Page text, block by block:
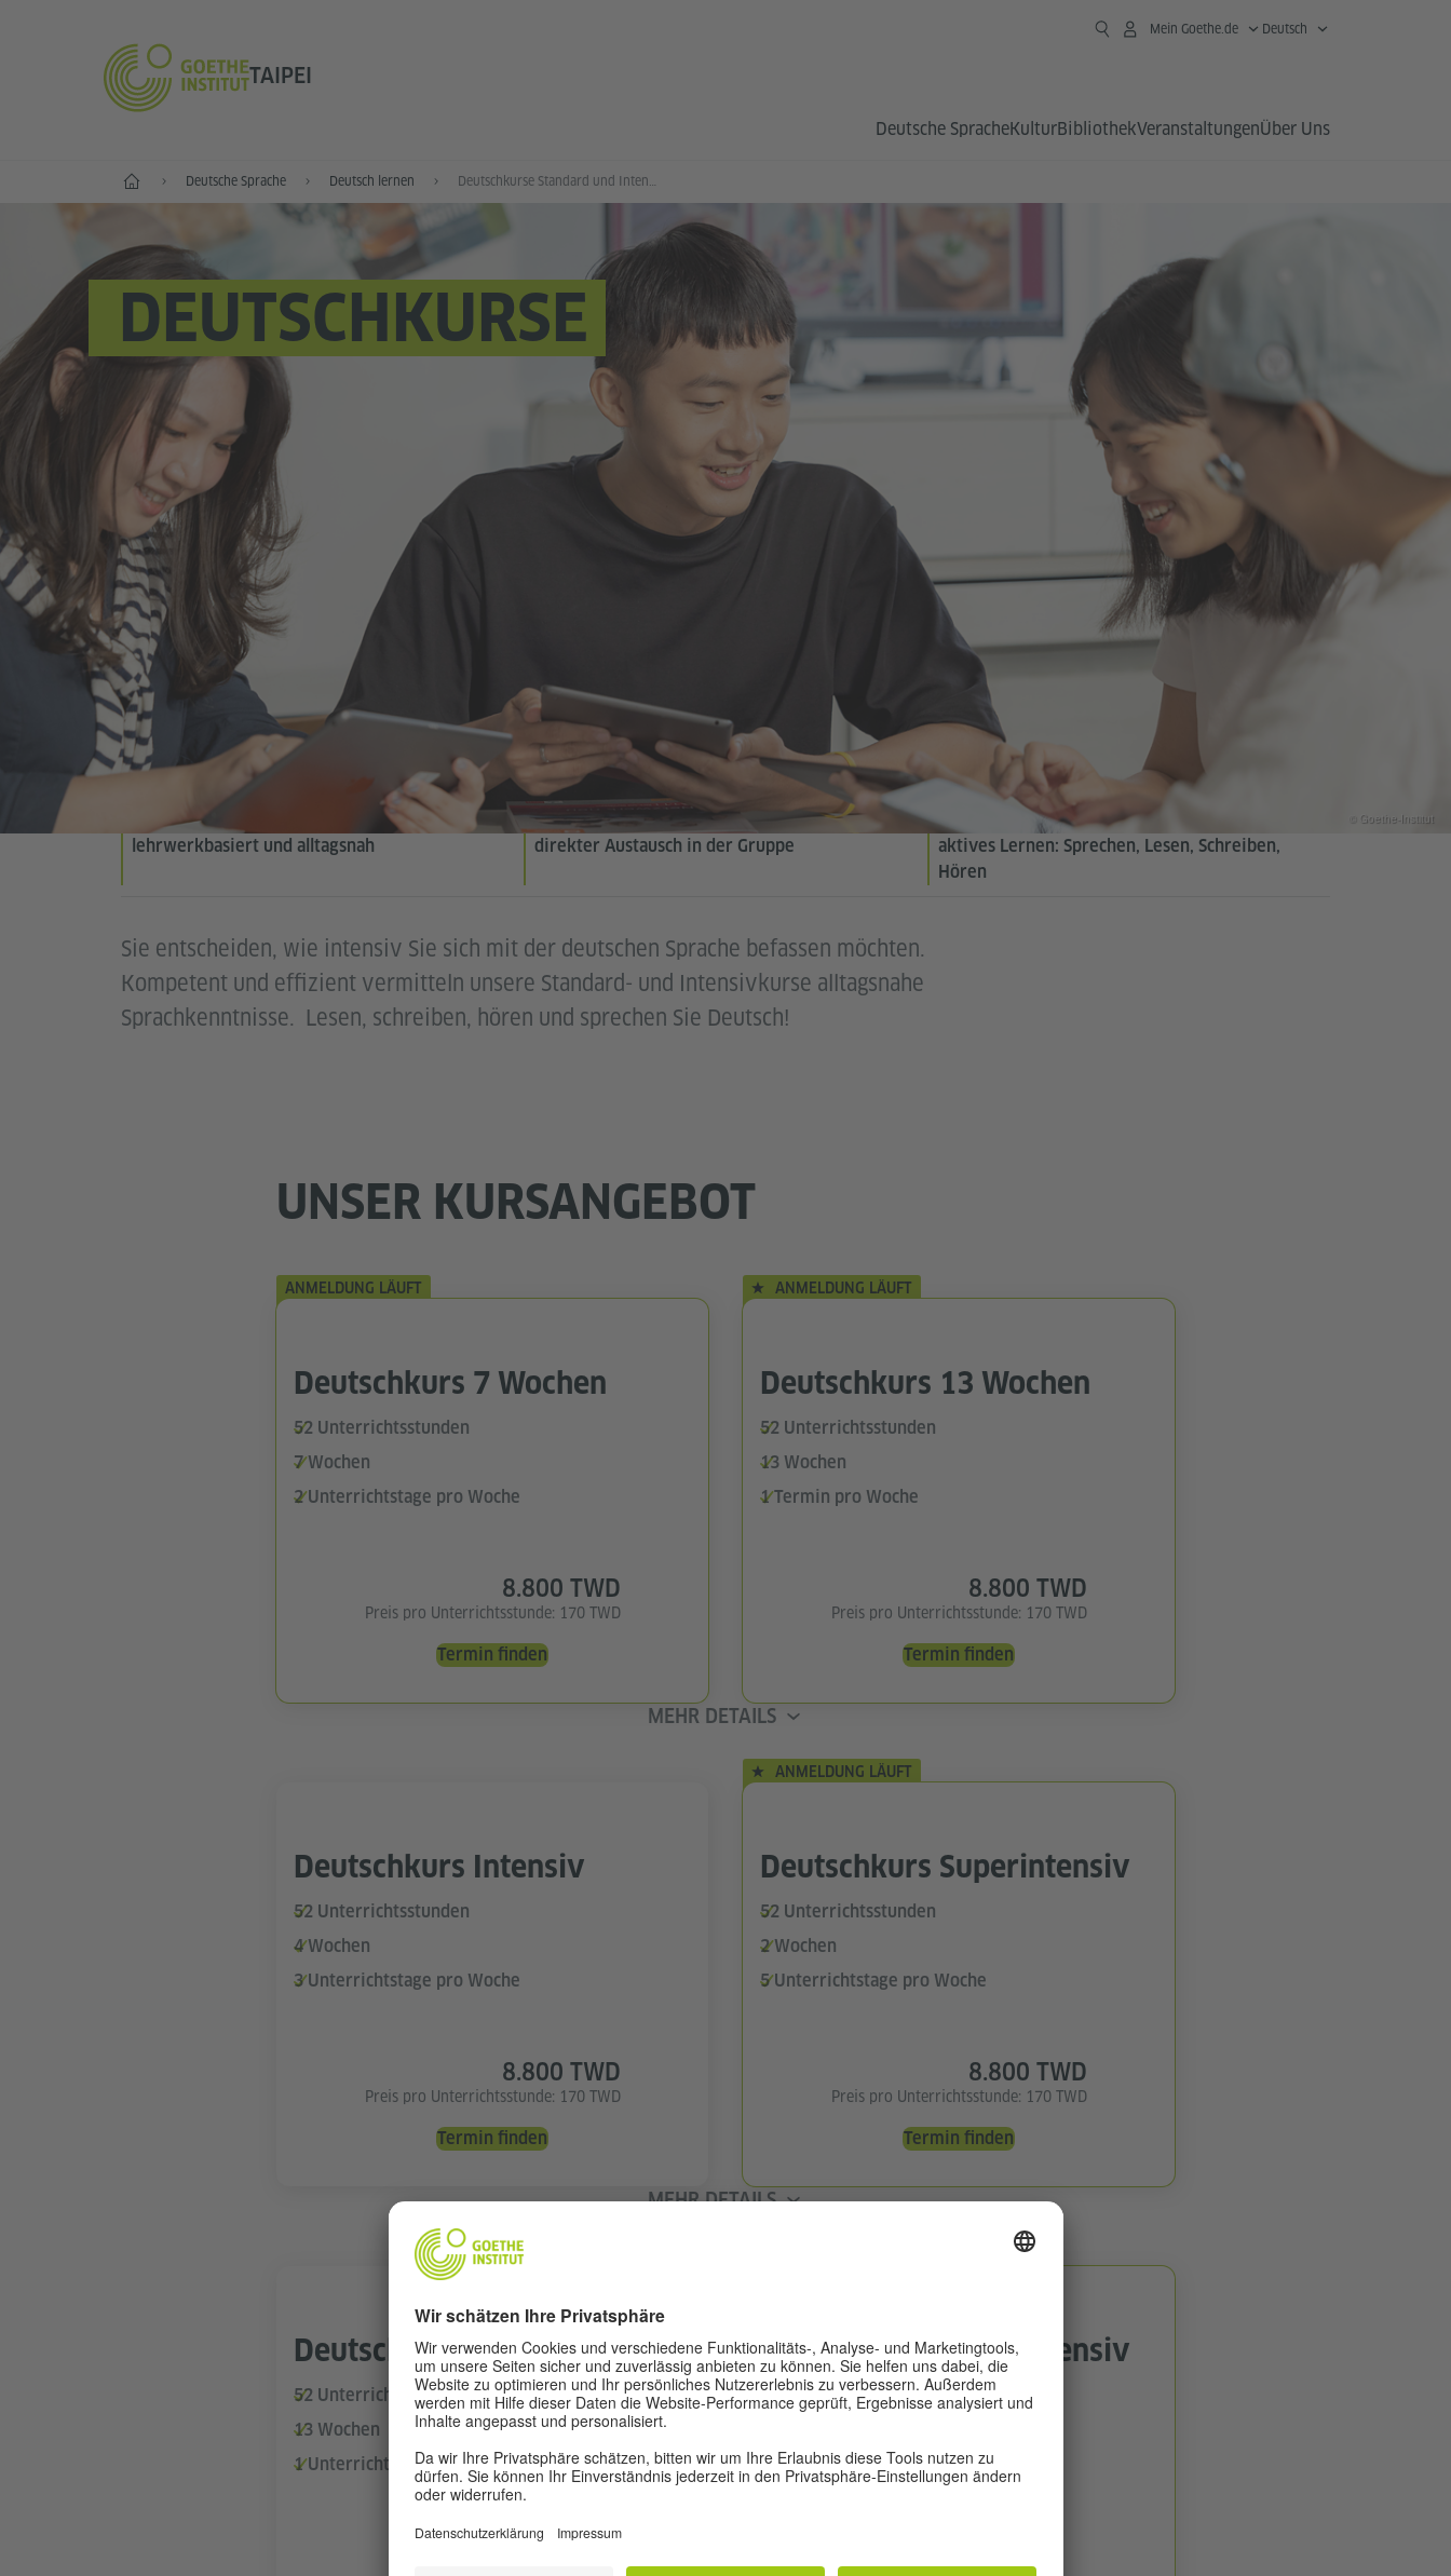
TAIPEI
Mein Goethe.de Deutsch
Deutsche SpracheKulturBibliothekVeranstaltungenÜber Uns
Start Deutsche Sprache Deutsch lernen Deutschkurse Standard und Intensiv
DEUTSCHKURSE
Sie entscheiden, wie intensiv Sie sich mit der deutschen Sprache befassen möchten.
Kompetent und effizient vermitteln unsere Standard- und Intensivkurse alltagsnahe
Sprachkenntnisse. Lesen, schreiben, hören und sprechen Sie Deutsch!
lehrwerkbasiert und alltagsnah direkter Austausch in der Gruppe
aktives Lernen: Sprechen, Lesen, Schreiben,
Hören
© Goethe-Institut
UNSER KURSANGEBOT
ANMELDUNG LÄUFT
Deutschkurs 7 Wochen
52 Unterrichtsstunden
7 Wochen
2 Unterrichtstage pro Woche
8.800 TWD
Preis pro Unterrichtsstunde: 170 TWD
Termin finden
ANMELDUNG LÄUFT
Deutschkurs 13 Wochen
52 Unterrichtsstunden
13 Wochen
1 Termin pro Woche
8.800 TWD
Preis pro Unterrichtsstunde: 170 TWD
Termin finden
MEHR DETAILS
Deutschkurs Intensiv
52 Unterrichtsstunden
4 Wochen
3 Unterrichtstage pro Woche
8.800 TWD
Preis pro Unterrichtsstunde: 170 TWD
Termin finden
ANMELDUNG LÄUFT
Deutschkurs Superintensiv
52 Unterrichtsstunden
2 Wochen
5 Unterrichtstage pro Woche
8.800 TWD
Preis pro Unterrichtsstunde: 170 TWD
Termin finden
MEHR DETAILS
Deutschkurs C2*
52 Unterrichtsstunden
13 Wochen
1 Unterrichtstag pro Woche
Deutschkurs Superintensiv
(eine Stufe)
6 Wochen